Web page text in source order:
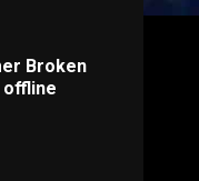
Broken
offline